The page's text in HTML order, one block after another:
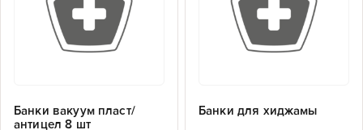
Банки вакуум пласт/
антицел 8 шт
Банки для хиджамы